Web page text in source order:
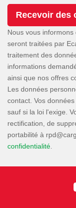
Nous vous
seront traitées par
traitement des
informations
ainsi que nos offres
Les données
contact. Vos
sauf si la loi l'exige.
rectification, de
portabilité à
confidentialité